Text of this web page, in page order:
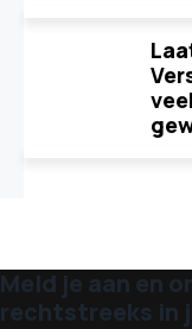
Meld je aan en
rechtstreeks in